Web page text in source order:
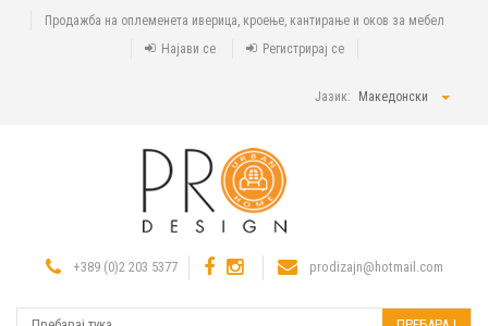
Продажба на оплеменета иверица, кроење, кантирање и оков за мебел
Најави се
Регистрирај се
Јазик: Македонски
+389 (0)2 203 5377 prodizajn@hotmail.com